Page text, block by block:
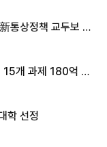
통상정책 교두보 활
15개 과제 180억 지
학 선정